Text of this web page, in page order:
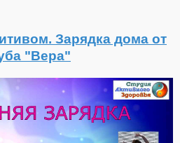
Зарядка дома от
"Вера"